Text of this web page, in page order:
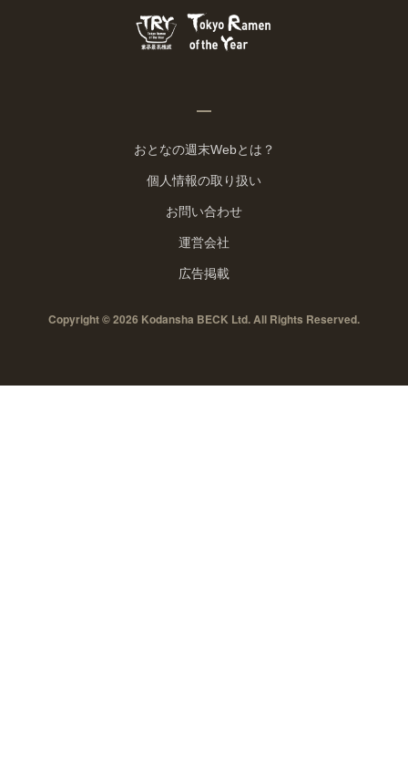
おとなの週末Webとは？
個人情報の取り扱い
お問い合わせ
運営会社
広告掲載
Copyright © 2026 Kodansha BECK Ltd. All Rights Reserved.